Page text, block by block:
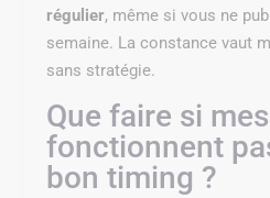
régulier, même si vous ne
semaine. La constance vaut
sans stratégie.
Que faire si
fonctionnent
bon timing ?